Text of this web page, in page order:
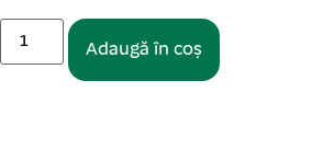
Adaugă în coș